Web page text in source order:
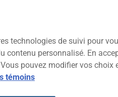
technologies de suivi pour
contenu personnalisé. En
pouvez modifier vos choix
témoins